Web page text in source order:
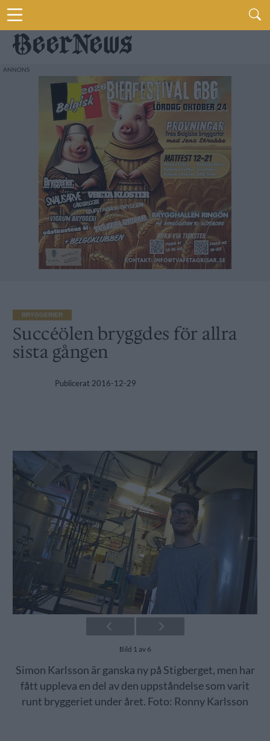
BRYGGERIER
Succéölen bryggdes för allra
sista gången
Publicerat 2016-12-29
Bild 1 av 6
Simon Karlsson är ganska ny på Stigberget, men har
fått uppleva en del av den uppståndelse som varit
runt bryggeriet under året. Foto: Ronny Karlsson